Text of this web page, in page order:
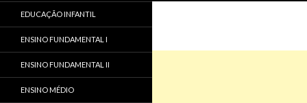
EDUCAÇÃO INFANTIL
ENSINO FUNDAMENTAL I
ENSINO FUNDAMENTAL II
ENSINO MÉDIO